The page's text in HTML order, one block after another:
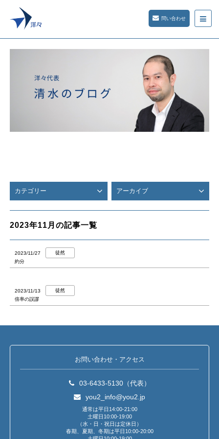
問い合わせ
カテゴリー アーカイブ
2023年11月の記事一覧
2023/11/27
徒然
約分
2023/11/13
徒然
倍率の誤謬
お問い合わせ・アクセス
03-6433-5130（代表）
you2_info@you2.jp
通常は平日14:00-21:00
土曜日10:00-19:00
（水・日・祝日は定休日）
春期、夏期、冬期は平日10:00-20:00